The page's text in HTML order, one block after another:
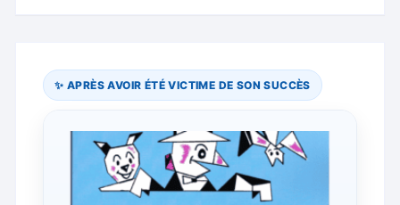
✨ APRÈS AVOIR ÉTÉ VICTIME DE SON SUCCÈS